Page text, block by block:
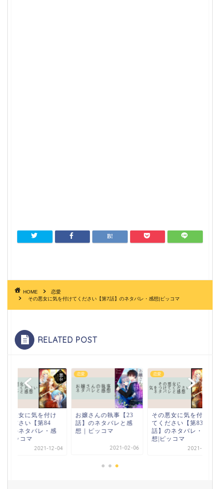
HOME
恋愛
その悪女に気を付けてください【第7話】のネタバレ・感想|ピッコマ
RELATED POST
お嬢さんの執事【23
話】のネタバレと感
想｜ピッコマ
2021-02-06
恋愛
その悪女に気を付け
てください【第83
話】のネタバレ・感
2021-11-30
恋愛
その悪女に気を付け
てください【第84
話】のネタバレ・感
想|ピッコマ
2021-12-04